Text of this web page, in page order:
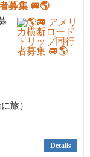
募集 🚐🌎
旅）
Details